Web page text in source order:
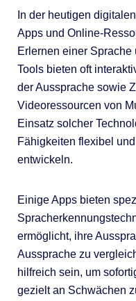
In der heutigen
Apps und Online-
Erlernen einer
Tools bieten oft
der Aussprache sowie
Videoressourcen von
Einsatz solcher
Fähigkeiten flexibel
entwickeln.
Einige Apps bieten
ermöglicht, ihre
Aussprache zu
hilfreich sein, um
gezielt an Schwächen